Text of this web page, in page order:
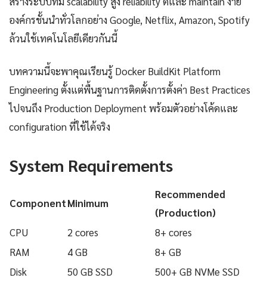
องค์กรชั้นนำทั่วโลกอย่าง Google, Netflix, Amazon, Spotify
ล้วนใช้เทคโนโลยีเดียวกันนี้
บทความนี้จะพาคุณเรียนรู้ Docker BuildKit Platform
Engineering ตั้งแต่พื้นฐานการติดตั้งการตั้งค่า Best Practices
ไปจนถึง Production Deployment พร้อมตัวอย่างโค้ดและ
configuration ที่ใช้ได้จริง
System Requirements
ComponentMinimum
Recommended
(Production)
CPU
2 cores
8+ cores
RAM
4 GB
8+ GB
Disk
50 GB SSD 500+ GB NVMe SSD